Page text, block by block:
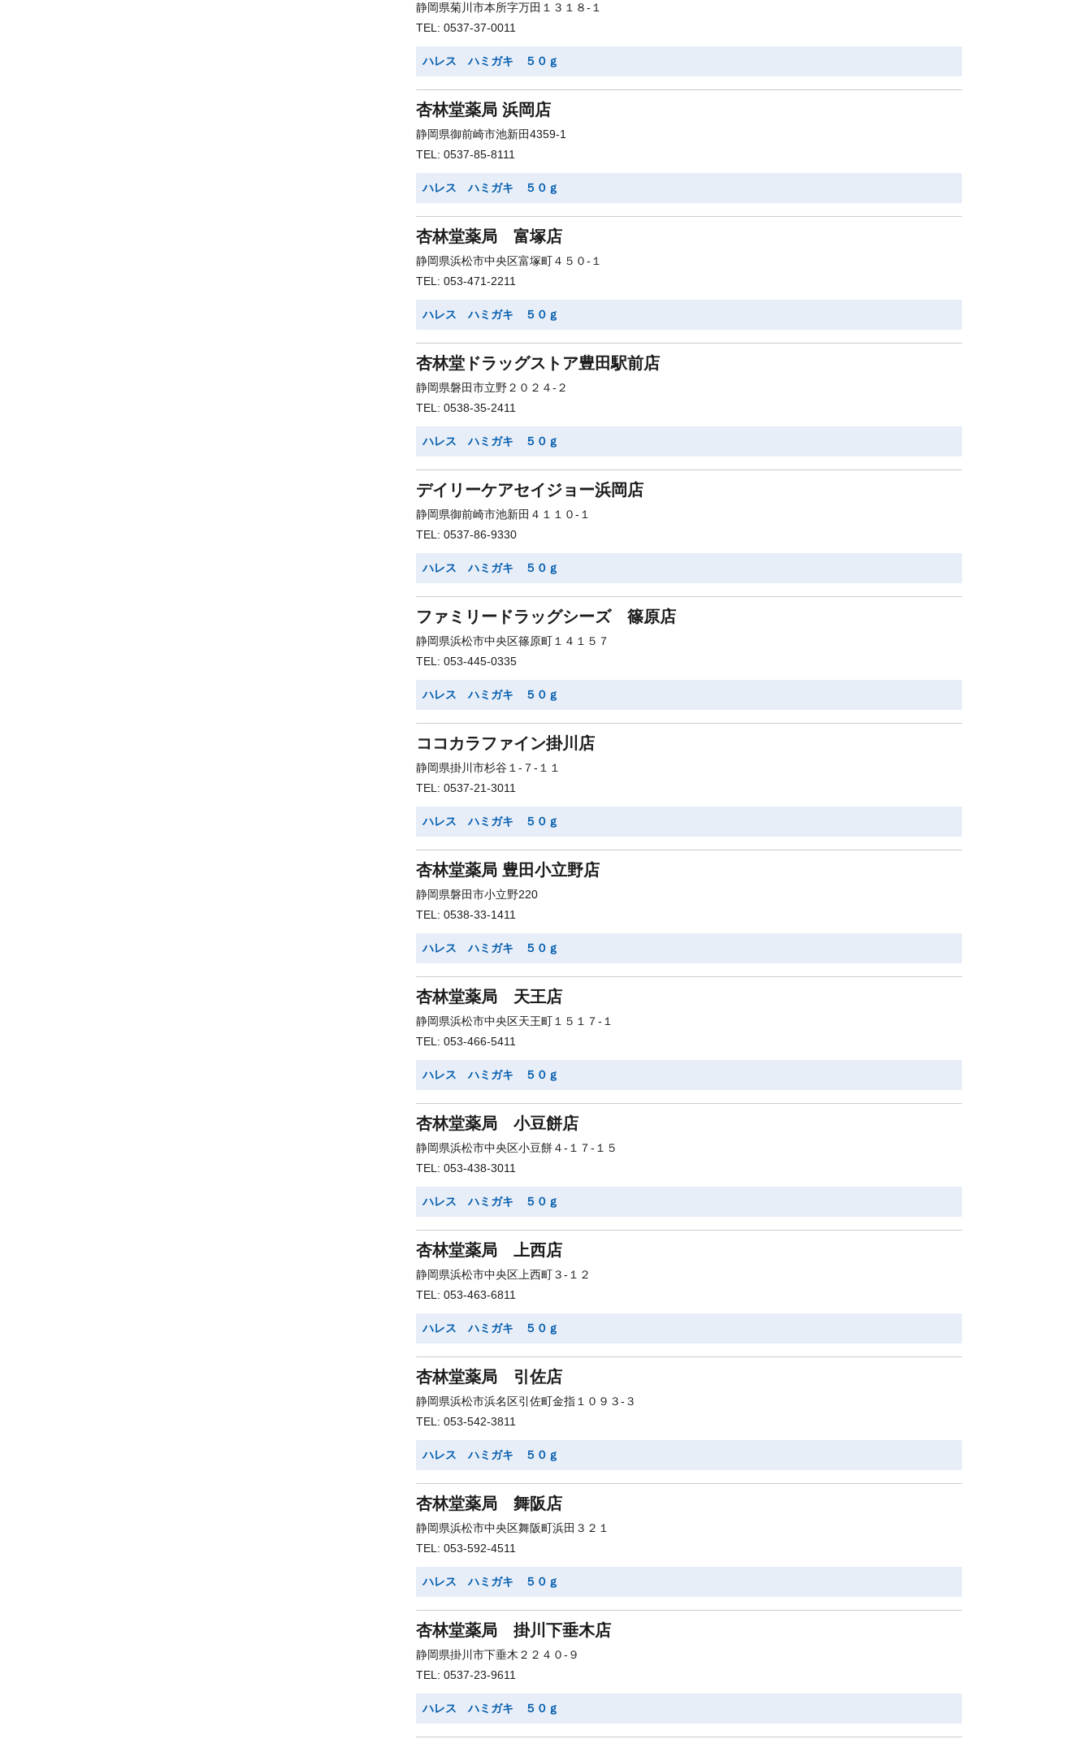
静岡県菊川市本所字万田１３１８-１
TEL: 0537-37-0011
ハレス ハミガキ ５０ｇ
杏林堂薬局 浜岡店
静岡県御前崎市池新田4359-1
TEL: 0537-85-8111
ハレス ハミガキ ５０ｇ
杏林堂薬局 富塚店
静岡県浜松市中央区富塚町４５０-１
TEL: 053-471-2211
ハレス ハミガキ ５０ｇ
杏林堂ドラッグストア豊田駅前店
静岡県磐田市立野２０２４-２
TEL: 0538-35-2411
ハレス ハミガキ ５０ｇ
デイリーケアセイジョー浜岡店
静岡県御前崎市池新田４１１０-１
TEL: 0537-86-9330
ハレス ハミガキ ５０ｇ
ファミリードラッグシーズ 篠原店
静岡県浜松市中央区篠原町１４１５７
TEL: 053-445-0335
ハレス ハミガキ ５０ｇ
ココカラファイン掛川店
静岡県掛川市杉谷１-７-１１
TEL: 0537-21-3011
ハレス ハミガキ ５０ｇ
杏林堂薬局 豊田小立野店
静岡県磐田市小立野220
TEL: 0538-33-1411
ハレス ハミガキ ５０ｇ
杏林堂薬局 天王店
静岡県浜松市中央区天王町１５１７-１
TEL: 053-466-5411
ハレス ハミガキ ５０ｇ
杏林堂薬局 小豆餅店
静岡県浜松市中央区小豆餅４-１７-１５
TEL: 053-438-3011
ハレス ハミガキ ５０ｇ
杏林堂薬局 上西店
静岡県浜松市中央区上西町３-１２
TEL: 053-463-6811
ハレス ハミガキ ５０ｇ
杏林堂薬局 引佐店
静岡県浜松市浜名区引佐町金指１０９３-３
TEL: 053-542-3811
ハレス ハミガキ ５０ｇ
杏林堂薬局 舞阪店
静岡県浜松市中央区舞阪町浜田３２１
TEL: 053-592-4511
ハレス ハミガキ ５０ｇ
杏林堂薬局 掛川下垂木店
静岡県掛川市下垂木２２４０-９
TEL: 0537-23-9611
ハレス ハミガキ ５０ｇ